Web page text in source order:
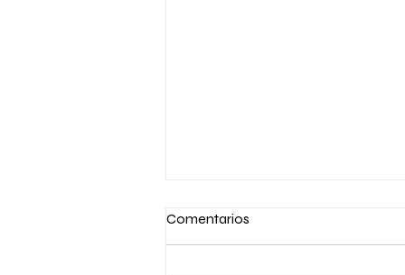
Comentarios